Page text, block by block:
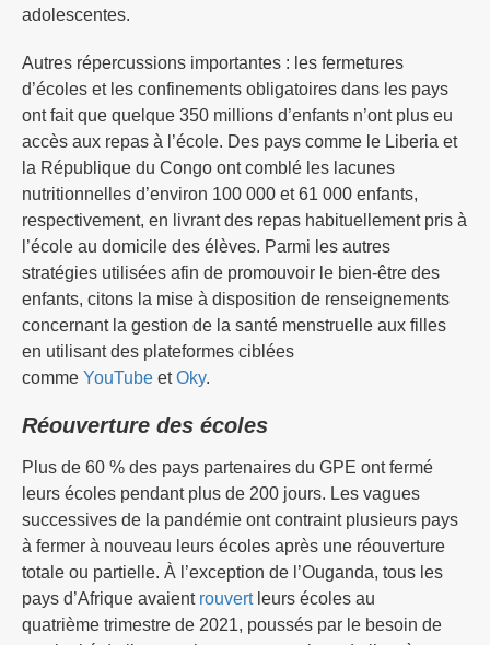
adolescentes.
Autres répercussions importantes : les fermetures
d’écoles et les confinements obligatoires dans les pays
ont fait que quelque 350 millions d’enfants n’ont plus eu
accès aux repas à l’école. Des pays comme le Liberia et
la République du Congo ont comblé les lacunes
nutritionnelles d’environ 100 000 et 61 000 enfants,
respectivement, en livrant des repas habituellement pris à
l’école au domicile des élèves. Parmi les autres
stratégies utilisées afin de promouvoir le bien-être des
enfants, citons la mise à disposition de renseignements
concernant la gestion de la santé menstruelle aux filles
en utilisant des plateformes ciblées
comme YouTube etOky.
Réouverture des écoles
Plus de 60 % des pays partenaires du GPE ont fermé
leurs écoles pendant plus de 200 jours. Les vagues
successives de la pandémie ont contraint plusieurs pays
à fermer à nouveau leurs écoles après une réouverture
totale ou partielle. À l’exception de l’Ouganda, tous les
pays d’Afrique avaient rouvert leurs écoles au
quatrième trimestre de 2021, poussés par le besoin de